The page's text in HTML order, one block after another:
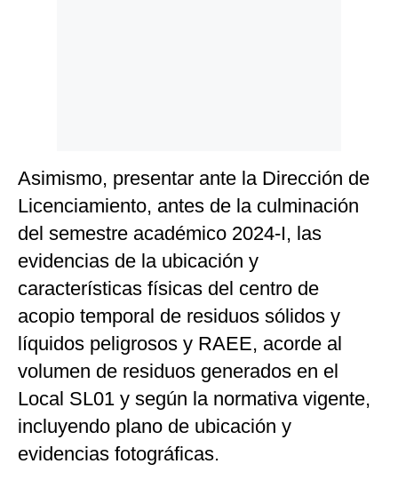
Asimismo, presentar ante la Dirección de
Licenciamiento, antes de la culminación
del semestre académico 2024-I, las
evidencias de la ubicación y
características físicas del centro de
acopio temporal de residuos sólidos y
líquidos peligrosos y RAEE, acorde al
volumen de residuos generados en el
Local SL01 y según la normativa vigente,
incluyendo plano de ubicación y
evidencias fotográficas.